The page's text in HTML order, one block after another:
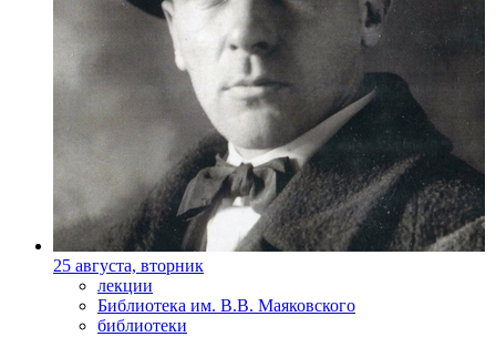
25 августа, вторник
лекции
Библиотека им. В.В. Маяковского
библиотеки